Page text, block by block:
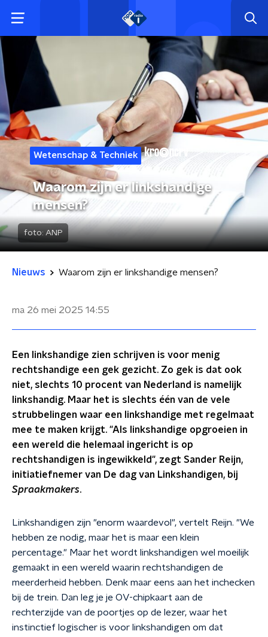
Wetenschap & Techniek
Waarom zijn er linkshandige
mensen?
foto: ANP
Nieuws Waarom zijn er linkshandige mensen?
ma 26 mei 2025 14:55
Een linkshandige zien schrijven is voor menig
rechtshandige een gek gezicht. Zo gek is dat ook
niet, slechts 10 procent van Nederland is namelijk
linkshandig. Maar het is slechts één van de vele
strubbelingen waar een linkshandige met regelmaat
mee te maken krijgt. "Als linkshandige opgroeien in
een wereld die helemaal ingericht is op
rechtshandigen is ingewikkeld", zegt Sander Reijn,
initiatiefnemer van De dag van Linkshandigen, bij
Spraakmakers.
Linkshandigen zijn "enorm waardevol", vertelt Reijn. "We
hebben ze nodig, maar het is maar een klein
percentage." Maar het wordt linkshandigen wel moeilijk
gemaakt in een wereld waarin rechtshandigen de
meerderheid hebben. Denk maar eens aan het inchecken
bij de trein. Dan leg je je OV-chipkaart aan de
rechterzijde van de poortjes op de lezer, waar het
instinctief logischer is voor linkshandigen om dat